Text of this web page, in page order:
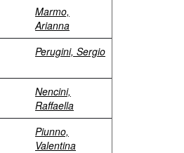
Marmo,
Arianna
Perugini, Sergio
Nencini,
Raffaella
Piunno,
Valentina